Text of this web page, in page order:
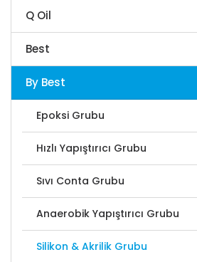
Q Oil
Best
By Best
Epoksi Grubu
Hızlı Yapıştırıcı Grubu
Sıvı Conta Grubu
Anaerobik Yapıştırıcı Grubu
Silikon & Akrilik Grubu